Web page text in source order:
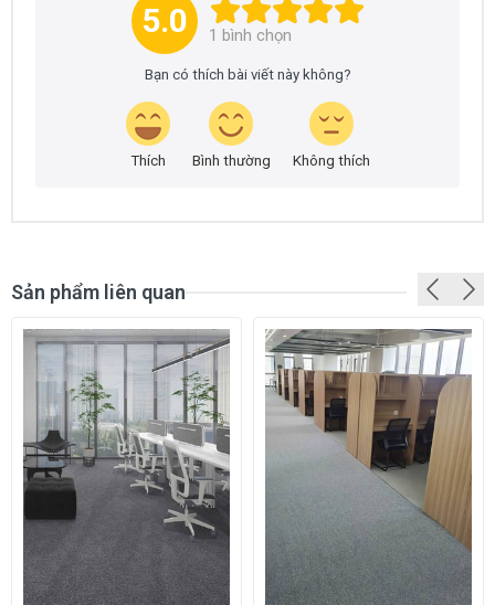
5.0 1 bình chọn
Bạn có thích bài viết này không?
Thích Bình thường Không thích
Sản phẩm liên quan